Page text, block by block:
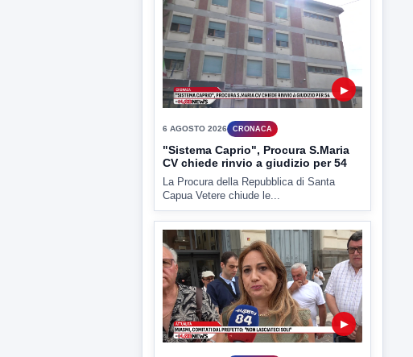
▶
6 AGOSTO 2026 CRONACA
"Sistema Caprio", Procura S.Maria
CV chiede rinvio a giudizio per 54
La Procura della Repubblica di Santa
Capua Vetere chiude le...
▶